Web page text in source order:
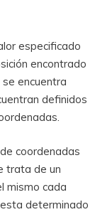
especificado
encontrado
encuentra
definidos
coordenadas
trata de un
mismo cada
determinado